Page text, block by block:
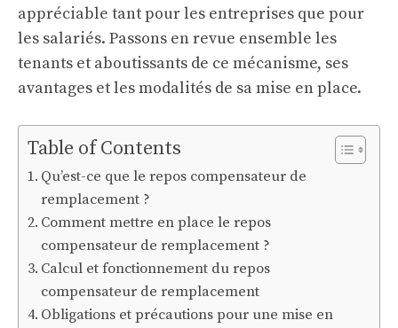
appréciable tant pour les entreprises que pour
les salariés. Passons en revue ensemble les
tenants et aboutissants de ce mécanisme, ses
avantages et les modalités de sa mise en place.
Table of Contents
Qu’est-ce que le repos compensateur de
remplacement ?
Comment mettre en place le repos
compensateur de remplacement ?
Calcul et fonctionnement du repos
compensateur de remplacement
Obligations et précautions pour une mise en